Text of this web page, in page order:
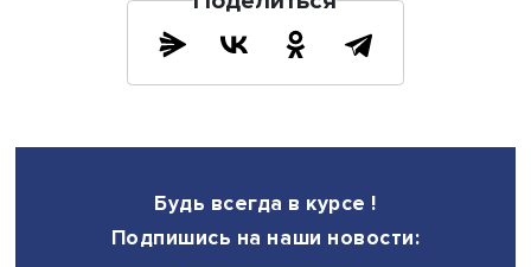
воздействует на инвестиции в человеческий капитал.
существенно чаще склонны инвестировать в него, если
считают доступ к высшему образованию